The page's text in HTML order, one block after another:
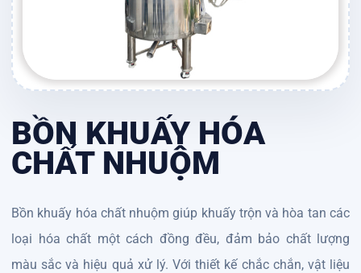
BỒN KHUẤY HÓA
CHẤT NHUỘM
Bồn khuấy hóa chất nhuộm giúp khuấy trộn và hòa tan các
loại hóa chất một cách đồng đều, đảm bảo chất lượng
màu sắc và hiệu quả xử lý. Với thiết kế chắc chắn, vật liệu